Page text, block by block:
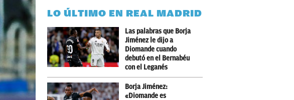
LO ÚLTIMO EN REAL MADRID
Las palabras que Borja
Jiménez le dijo a
Diomande cuando
debutó en el Bernabéu
con el Leganés
Borja Jiménez:
«Diomande es